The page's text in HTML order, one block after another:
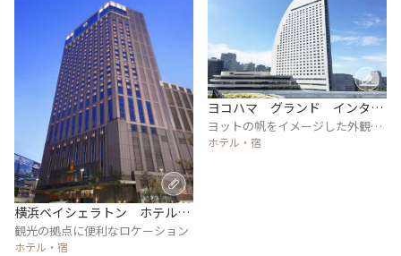
横浜ベイシェラトン ホテル＆
タワーズ
観光の拠点に便利なロケーション
ホテル・宿
ヨコハマ グランド インター
コンチネンタル ホテル
ヨットの帆をイメージした外観は
横浜のシンボル
ホテル・宿